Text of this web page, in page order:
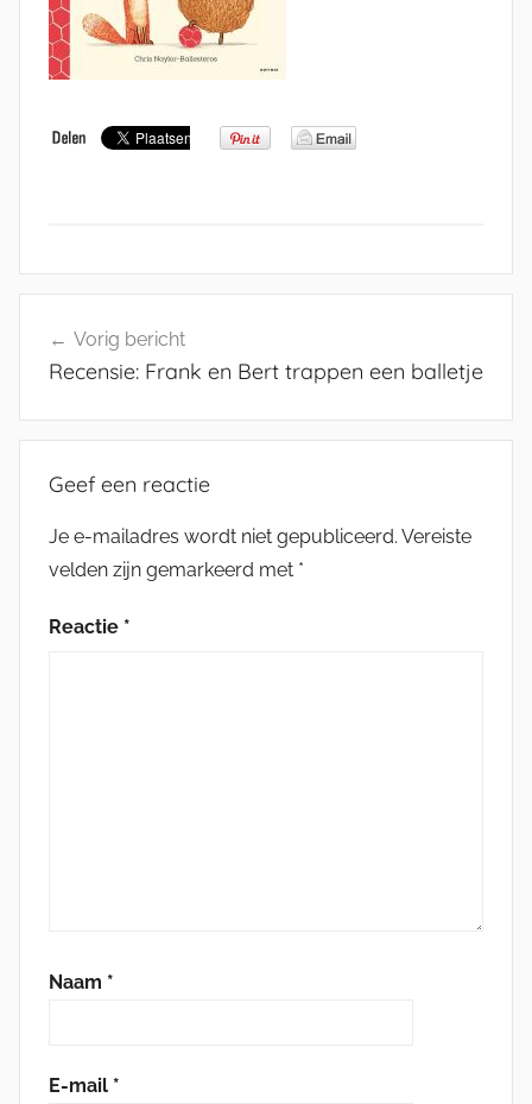
navigatie
Vorig bericht
Recensie: Frank en Bert trappen een balletje
Geef een reactie
Je e-mailadres wordt niet gepubliceerd. Vereiste
velden zijn gemarkeerd met *
Reactie *
Naam *
E-mail *